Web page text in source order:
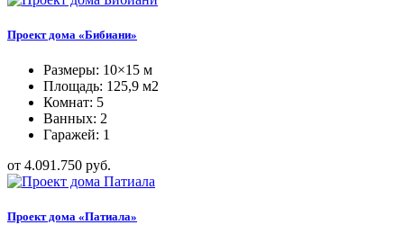
Проект дома «Бибиани»
Размеры: 10×15 м
Площадь: 125,9 м2
Комнат: 5
Ванных: 2
Гаражей: 1
от 4.091.750 руб.
Проект дома «Патиала»